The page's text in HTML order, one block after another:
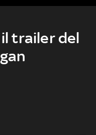
trailer del